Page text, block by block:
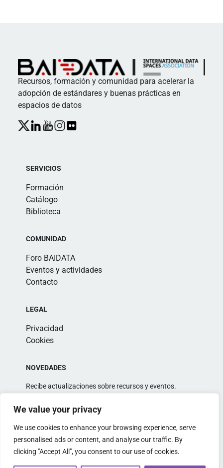
We value your privacy
We use cookies to enhance your browsing experience, serve
personalised ads or content, and analyse our traffic. By
clicking "Accept All", you consent to our use of cookies.
Recursos, formación y comunidad para acelerar la
adopción de estándares y buenas prácticas en
espacios de datos
SERVICIOS
Formación
Catálogo
Biblioteca
COMUNIDAD
Foro BAIDATA
Eventos y actividades
Contacto
LEGAL
Privacidad
Cookies
NOVEDADES
Recibe actualizaciones sobre recursos y eventos.